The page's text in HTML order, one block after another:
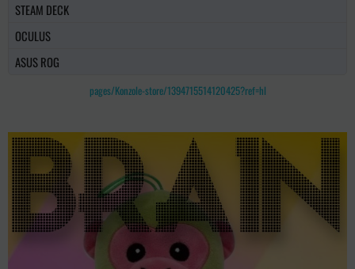
STEAM DECK
OCULUS
ASUS ROG
pages/Konzole-store/1394715514120425?ref=hl